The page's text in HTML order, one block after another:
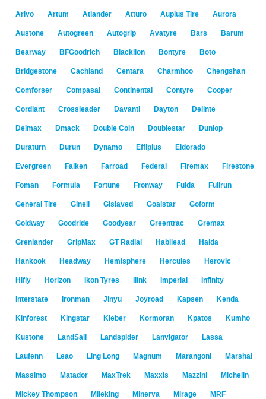
Arivo Artum Atlander Atturo Auplus Tire Aurora
Austone Autogreen Autogrip Avatyre Bars Barum
Bearway BFGoodrich Blacklion Bontyre Boto
Bridgestone Cachland Centara Charmhoo Chengshan
Comforser Compasal Continental Contyre Cooper
Cordiant Crossleader Davanti Dayton Delinte
Delmax Dmack Double Coin Doublestar Dunlop
Duraturn Durun Dynamo Effiplus Eldorado
Evergreen Falken Farroad Federal Firemax Firestone
Foman Formula Fortune Fronway Fulda Fullrun
General Tire Ginell Gislaved Goalstar Goform
Goldway Goodride Goodyear Greentrac Gremax
Grenlander GripMax GT Radial Habilead Haida
Hankook Headway Hemisphere Hercules Herovic
Hifly Horizon Ikon Tyres Ilink Imperial Infinity
Interstate Ironman Jinyu Joyroad Kapsen Kenda
Kinforest Kingstar Kleber Kormoran Kpatos Kumho
Kustone LandSail Landspider Lanvigator Lassa
Laufenn Leao Ling Long Magnum Marangoni Marshal
Massimo Matador MaxTrek Maxxis Mazzini Michelin
Mickey Thompson Mileking Minerva Mirage MRF